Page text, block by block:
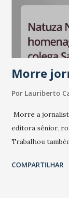
Morre
Por Lauriberto
Morre a
editora sênior,
Trabalhou
COMPARTILHAR